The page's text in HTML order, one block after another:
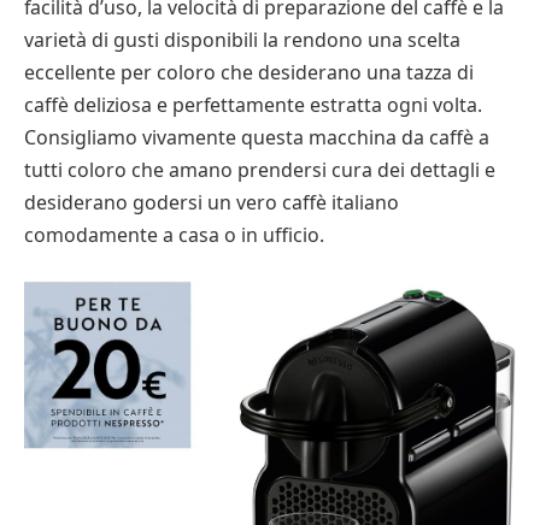
facilità d’uso, la velocità di preparazione del caffè e la
varietà di gusti disponibili la rendono una scelta
eccellente per coloro che desiderano una tazza di
caffè deliziosa e perfettamente estratta ogni volta.
Consigliamo vivamente questa macchina da caffè a
tutti coloro che amano prendersi cura dei dettagli e
desiderano godersi un vero caffè italiano
comodamente a casa o in ufficio.